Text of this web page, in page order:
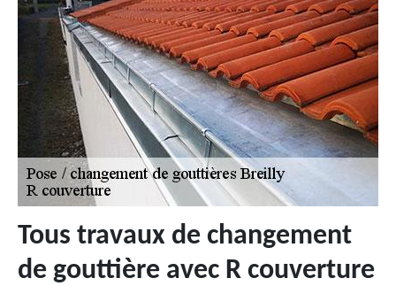
Tous travaux de changement
de gouttière avec R couverture